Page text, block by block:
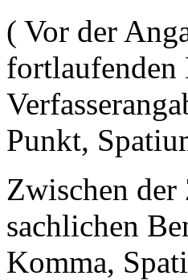
( Vor der
fortlaufenden
Punkt,
Zwischen
sachlichen
Komma,